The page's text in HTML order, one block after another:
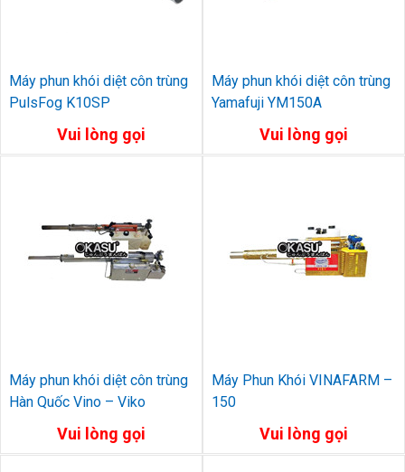
Máy phun khói diệt côn trùng
PulsFog K10SP
Vui lòng gọi
Máy phun khói diệt côn trùng
Yamafuji YM150A
Vui lòng gọi
Máy phun khói diệt côn trùng
Hàn Quốc Vino – Viko
Vui lòng gọi
Máy Phun Khói VINAFARM –
150
Vui lòng gọi